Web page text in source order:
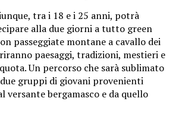
tra i 18 e i 25 anni, potrà
alla due giorni a tutto green
passeggiate montane a cavallo dei
paesaggi, tradizioni, mestieri e
Un percorso che sarà sublimato
gruppi di giovani provenienti
versante bergamasco e da quello